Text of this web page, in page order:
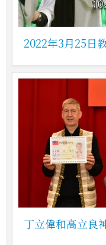
2022年3月25日
丁立偉和高立良